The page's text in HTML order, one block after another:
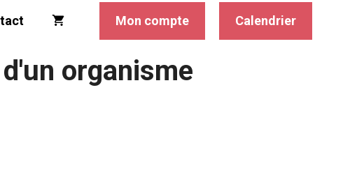
Mon compte Calendrier
organisme